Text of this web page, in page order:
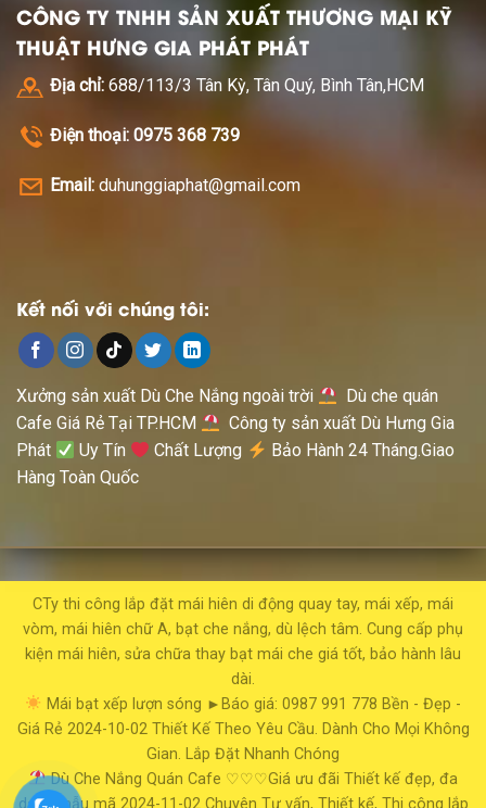
CÔNG TY TNHH SẢN XUẤT THƯƠNG MẠI KỸ
THUẬT HƯNG GIA PHÁT PHÁT
Địa chỉ: 688/113/3 Tân Kỳ, Tân Quý, Bình Tân,HCM
Điện thoại: 0975 368 739
Email: duhunggiaphat@gmail.com
Kết nối với chúng tôi:
Xưởng sản xuất Dù Che Nắng ngoài trời
Dù che quán
Cafe Giá Rẻ Tại TP.HCM
Công ty sản xuất Dù Hưng Gia
Phát
Uy Tín Chất Lượng
Bảo Hành 24 Tháng.Giao
Hàng Toàn Quốc
CTy thi công lắp đặt mái hiên di động quay tay, mái xếp, mái
vòm, mái hiên chữ A, bạt che nắng, dù lệch tâm. Cung cấp phụ
kiện mái hiên, sửa chữa thay bạt mái che giá tốt, bảo hành lâu
dài.
Mái bạt xếp lượn sóng ►Báo giá: 0987 991 778 Bền - Đẹp -
Giá Rẻ 2024-10-02 Thiết Kế Theo Yêu Cầu. Dành Cho Mọi Không
Gian. Lắp Đặt Nhanh Chóng
Dù Che Nắng Quán Cafe ♡♡♡Giá ưu đãi Thiết kế đẹp, đa
dạng mẫu mã 2024-11-02 Chuyên Tư vấn, Thiết kế, Thi công lắp